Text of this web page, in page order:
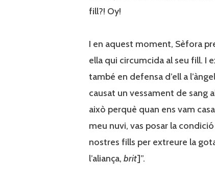
fill?! Oy!
I en aquest moment, Sèfora
ella qui circumcida al seu fill. I
també en defensa d’ell a
causat un vessament de sang
això perquè quan ens vam
meu nuvi, vas posar la
nostres fills per extreure la
l’aliança, brit]”.